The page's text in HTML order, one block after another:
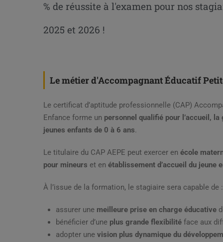
% de réussite à l'examen pour nos
2025 et 2026 !
Le métier d'Accompagnant Éducatif
Le certificat d’aptitude professionnelle (CAP)
Enfance forme un personnel qualifié pour l’accueil, la
jeunes enfants de 0 à 6 ans.
Le titulaire du CAP AEPE peut exercer en école
pour mineurs et en établissement d’accueil du jeune
À l’issue de la formation, le stagiaire sera capable de :
assurer une meilleure prise en charge éducative
bénéficier d’une plus grande flexibilité face aux
adopter une vision plus dynamique du